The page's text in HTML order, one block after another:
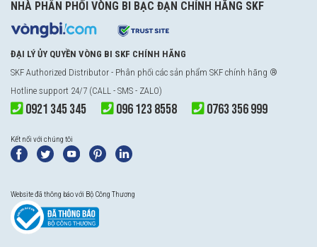
NHÀ PHÂN PHỐI VÒNG BI BẠC ĐẠN CHÍNH HÃNG SKF
ĐẠI LÝ ỦY QUYỀN VÒNG BI SKF CHÍNH HÃNG
SKF Authorized Distributor - Phân phối các sản phẩm SKF chính hãng ®
Hotline support 24/7 (CALL - SMS - ZALO)
0921 345 345 096 123 8558 0763 356 999
Kết nối với chúng tôi
Website đã thông báo với Bộ Công Thương